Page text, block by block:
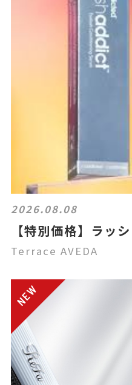
2026.08.08
【特別価格】ラッ
Terrace AVEDA